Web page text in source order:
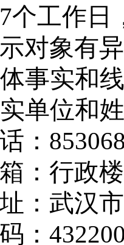
个工作日
对象有
事实和
实单位和
：
：行政
：武汉
：